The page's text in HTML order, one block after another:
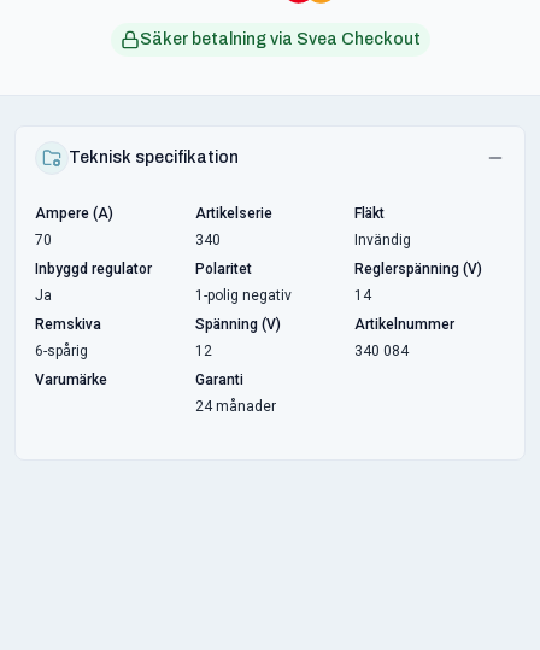
Säker betalning via Svea Checkout
Teknisk specifikation
Ampere (A)
70
Artikelserie
340
Fläkt
Invändig
Inbyggd regulator
Ja
Polaritet
1-polig negativ
Reglerspänning (V)
14
Remskiva
6-spårig
Spänning (V)
12
Artikelnummer
340 084
Varumärke
Garanti
24 månader